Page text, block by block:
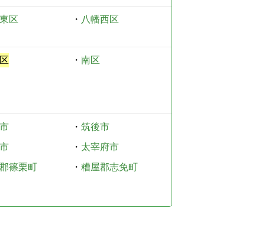
区 ・ 八幡西区
・ 南区
・ 筑後市
・ 太宰府市
篠栗町
・ 糟屋郡志免町